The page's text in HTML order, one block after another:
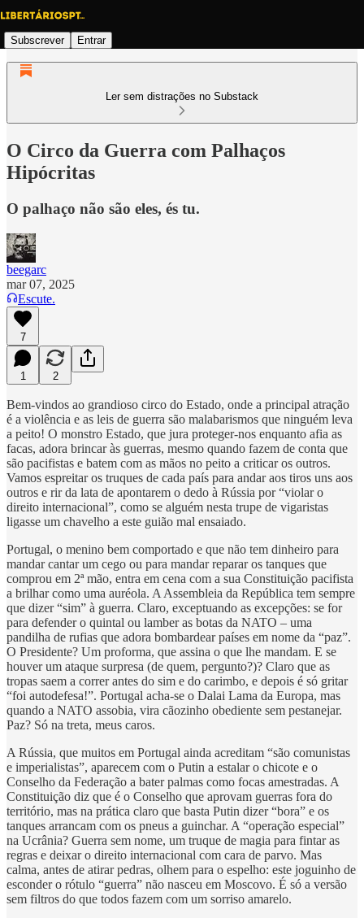
Subscrever Entrar
Ler sem distrações no Substack
O Circo da Guerra com Palhaços
Hipócritas
O palhaço não são eles, és tu.
beegarc
mar 07, 2025
Escute.
7
1 2
Bem-vindos ao grandioso circo do Estado, onde a principal atração
é a violência e as leis de guerra são malabarismos que ninguém leva
a peito! O monstro Estado, que jura proteger-nos enquanto afia as
facas, adora brincar às guerras, mesmo quando fazem de conta que
são pacifistas e batem com as mãos no peito a criticar os outros.
Vamos espreitar os truques de cada país para andar aos tiros uns aos
outros e rir da lata de apontarem o dedo à Rússia por “violar o
direito internacional”, como se alguém nesta trupe de vigaristas
ligasse um chavelho a este guião mal ensaiado.
Portugal, o menino bem comportado e que não tem dinheiro para
mandar cantar um cego ou para mandar reparar os tanques que
comprou em 2ª mão, entra em cena com a sua Constituição pacifista
a brilhar como uma auréola. A Assembleia da República tem sempre
que dizer “sim” à guerra. Claro, exceptuando as excepções: se for
para defender o quintal ou lamber as botas da NATO – uma
pandilha de rufias que adora bombardear países em nome da “paz”.
O Presidente? Um proforma, que assina o que lhe mandam. E se
houver um ataque surpresa (de quem, pergunto?)? Claro que as
tropas saem a correr antes do sim e do carimbo, e depois é só gritar
“foi autodefesa!”. Portugal acha-se o Dalai Lama da Europa, mas
quando a NATO assobia, vira cãozinho obediente sem pestanejar.
Paz? Só na treta, meus caros.
A Rússia, que muitos em Portugal ainda acreditam “são comunistas
e imperialistas”, aparecem com o Putin a estalar o chicote e o
Conselho da Federação a bater palmas como focas amestradas. A
Constituição diz que é o Conselho que aprovam guerras fora do
território, mas na prática claro que basta Putin dizer “bora” e os
tanques arrancam com os pneus a guinchar. A “operação especial”
na Ucrânia? Guerra sem nome, um truque de magia para fintar as
regras e deixar o direito internacional com cara de parvo. Mas
calma, antes de atirar pedras, olhem para o espelho: este joguinho de
esconder o rótulo “guerra” não nasceu em Moscovo. É só a versão
sem filtros do que todos fazem com um sorriso amarelo.